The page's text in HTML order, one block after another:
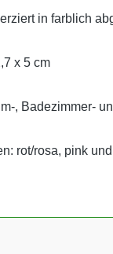
in farblich
x 5 cm
, Badezimmer-
rot/rosa, pink